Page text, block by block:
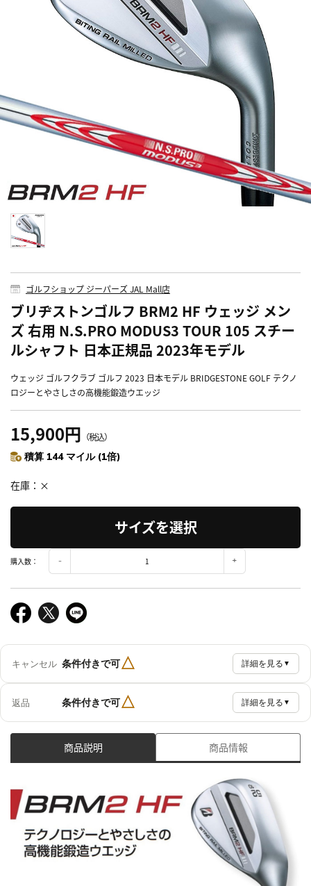
ゴルフショップ ジーパーズ JAL Mall店
ブリヂストンゴルフ BRM2 HF ウェッジ メン
ズ 右用 N.S.PRO MODUS3 TOUR 105 スチー
ルシャフト 日本正規品 2023年モデル
ウェッジ ゴルフクラブ ゴルフ 2023 日本モデル BRIDGESTONE GOLF テクノ
ロジーとやさしさの高機能鍛造ウエッジ
15,900円 （税込）
積算 144 マイル (1倍)
在庫 ×
サイズを選択
購入数：
キャンセル 条件付きで可△ 詳細を見る ▼
返品 条件付きで可△ 詳細を見る ▼
商品説明 商品情報